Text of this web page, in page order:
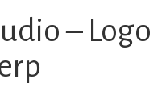
– Logo